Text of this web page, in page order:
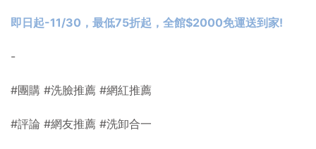
即日起-11/30，最低75折起，全館$2000免運送到家!
-
#團購 #洗臉推薦 #網紅推薦
#評論 #網友推薦 #洗卸合一